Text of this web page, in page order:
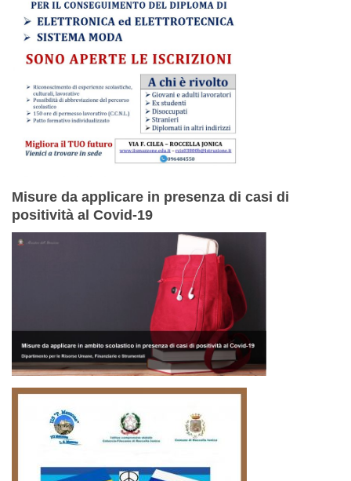
Misure da applicare in presenza di casi di
positività al Covid-19